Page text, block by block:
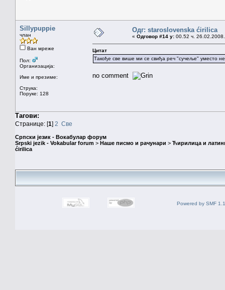
Sillypuppie
члан
Ван мреже
Пол:
Организација:
Име и презиме:
Струка:
Поруке: 128
Одг: staroslovenska ćirilica
« Одговор #14 у: 00.52 ч.
Цитат
Такође све више ми се свиђа реч "сучеље" уместо
no comment
Тагови:
Странице: [1] 2 Све
Српски језик - Вокабулар форум
Srpski jezik - Vokabular forum > Наше писмо и рачунари > Ћирилица и
ćirilica
Powered by SMF